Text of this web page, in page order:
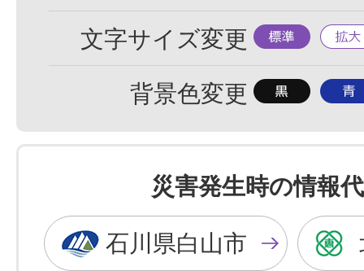
文字サイズ変更 標
準
拡
大
背景色変更 背
色
を
黒
色
に
背
色
を
青
色
に
災害発生時の情報
石川県白山市